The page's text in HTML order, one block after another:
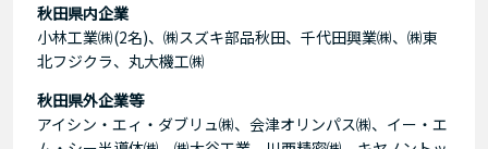
秋田県内企業
小林工業㈱(2名)、㈱スズキ部品秋田、千代田興業㈱、㈱東
北フジクラ、丸大機工㈱
秋田県外企業等
アイシン・エィ・ダブリュ㈱、会津オリンパス㈱、イー・エ